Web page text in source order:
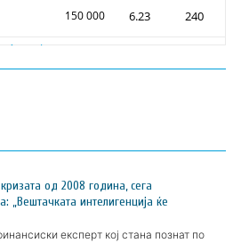
од 2008 година, сега
„Вештачката интелигенција ќе
експерт кој стана познат по